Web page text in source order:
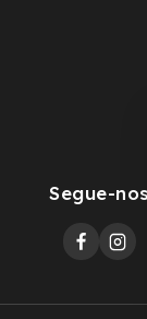
Segue-nos